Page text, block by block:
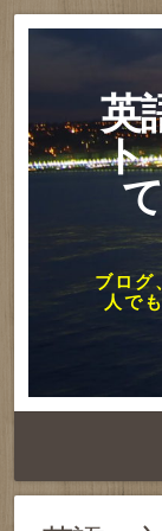
英
ト
ブログ
人で